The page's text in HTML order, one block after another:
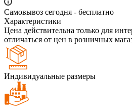
Самовывоз сегодня - бесплатно
Характеристики
Цена действительна только для
отличаться от цен в розничных
Индивидуальные размеры